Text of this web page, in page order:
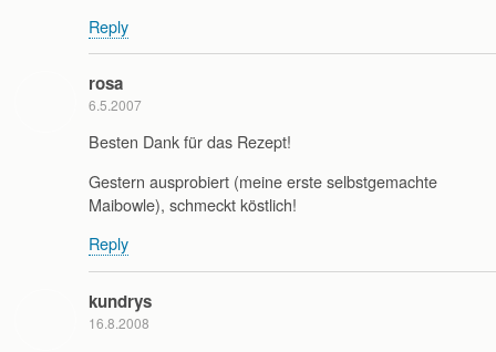
Reply
rosa
6.5.2007
Besten Dank für das Rezept!
Gestern ausprobiert (meine erste selbstgemachte
Maibowle), schmeckt köstlich!
Reply
kundrys
16.8.2008